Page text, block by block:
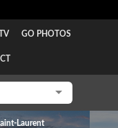
GO PHOTOS
Laurent